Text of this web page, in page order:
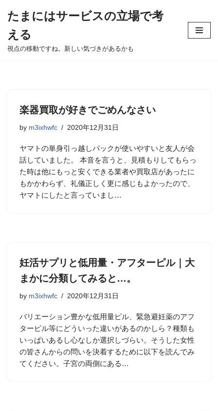
to
content
たまにはサービスの立場で考
える
視点の移動ですね。新しい気づきがあるかも
楽器買取が好きでごめんなさい
by m3ixhwfc 2020年12月31日
ヤマトの単身引っ越しパックが使いやすいと友人が会
話していました。 本音を言うと、見積もりしてもらっ
た時は他にもっと安くできる業者や買取店があったに
もかかわらず、礼儀正しく更に感じもよかったので、
ヤマトにしたと言っていまし…
妊活サプリと低用量・アフターピル｜大
まかに分類してみると…。
by m3ixhwfc 2020年12月31日
バリエーション豊かな低用量ピル、緊急避妊薬のアフ
ターピル等にどういった違いがあるのかしら？種類も
いっぱいあるし心なしか選択しづらい。そうした女性
の皆さんからの問いを決着するために以下を読んでみ
てください。子宮の両側にある…